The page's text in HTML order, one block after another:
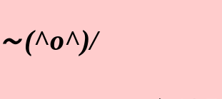
(^o^)/